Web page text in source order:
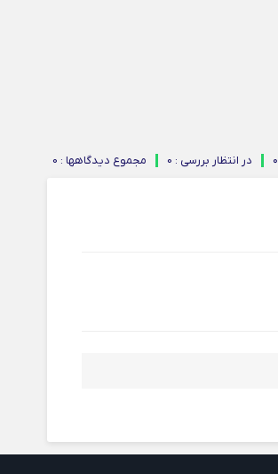
مجموع دیدگاهها : 0 در انتظار بررسی : 0